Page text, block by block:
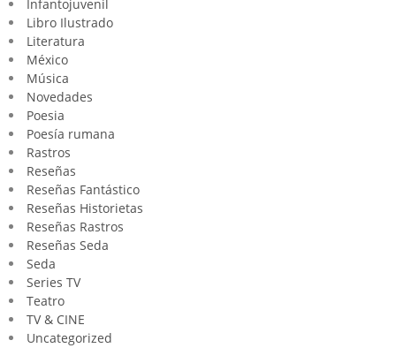
Infantojuvenil
Libro Ilustrado
Literatura
México
Música
Novedades
Poesia
Poesía rumana
Rastros
Reseñas
Reseñas Fantástico
Reseñas Historietas
Reseñas Rastros
Reseñas Seda
Seda
Series TV
Teatro
TV & CINE
Uncategorized